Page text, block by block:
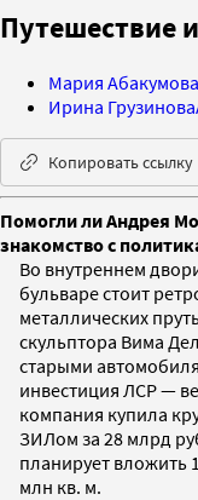
Путешествие
Мария Абакумова
Ирина Грузинова
Копировать ссылку
Помогли ли Андрея
знакомство с
Во внутреннем
бульваре стоит
металлических
скульптора Вима
старыми
инвестиция ЛСР —
компания купила
ЗИЛом за 28 млрд
планирует вложить
млн кв. м.